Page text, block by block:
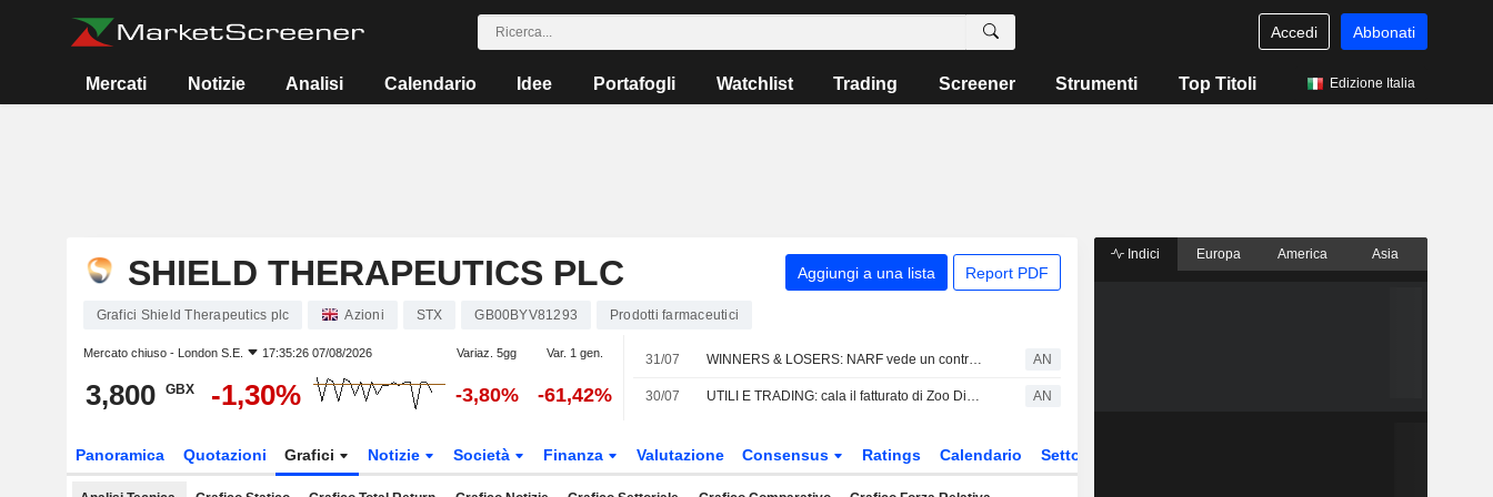
Accedi Abbonati
Mercati Notizie Analisi Calendario Idee Portafogli Watchlist Trading Screener Strumenti Top Titoli Edizione Italia
SHIELD THERAPEUTICS PLC Aggiungi a una lista Report PDF
Grafici Shield Therapeutics plc Azioni STX GB00BYV81293 Prodotti farmaceutici
Mercato chiuso - London S.E. 17:35:26 07/08/2026 Variaz. 5gg Var. 1 gen.
3,800 GBX -1,30% -3,80% -61,42%
31/07 WINNERS & LOSERS: NARF vede un contratto annullato; Headlam valuta le opzioni strategiche AN
30/07 UTILI E TRADING: cala il fatturato di Zoo Digital, ma la perdita si riduce AN
Panoramica Quotazioni Grafici Notizie Società Finanza Valutazione Consensus Ratings Calendario Settore
Indici Europa America Asia